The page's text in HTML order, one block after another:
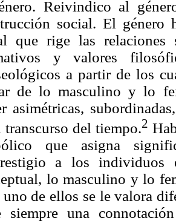
Reivindico al
social. El género
que rige las
y valores
a partir de los
de lo masculino y lo
asimétricas,
transcurso del tiempo.2
que asigna
a los individuos
lo masculino y lo
uno de ellos se le valora
siempre una